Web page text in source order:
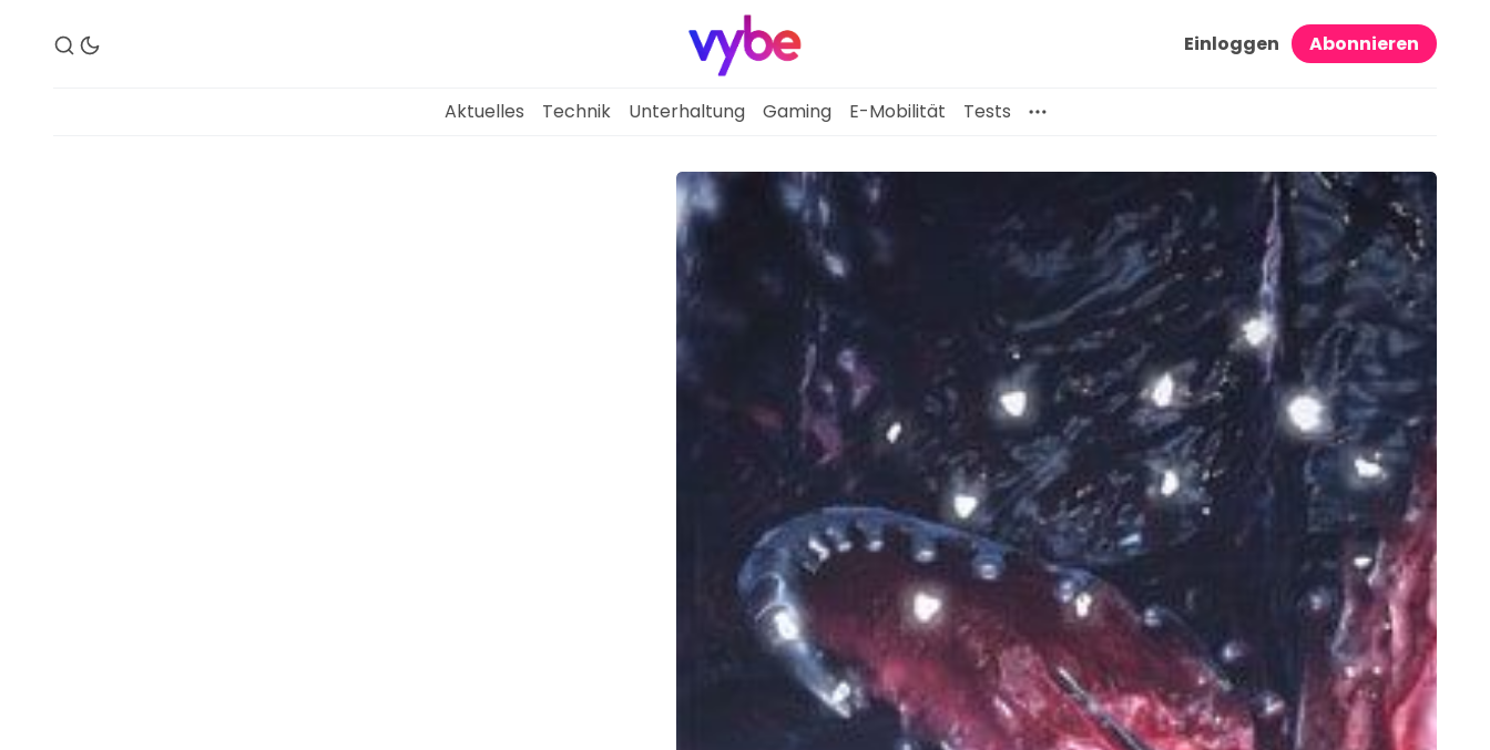
Tests
Über uns
Einloggen Abonnieren
Aktuelles Technik Unterhaltung Gaming E-Mobilität Tests